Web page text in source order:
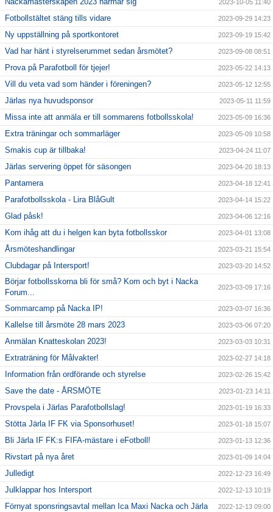
2023-10-05 11:40
Fotbollstältet stäng tills vidare 2023-09-29 14:23
Ny uppställning på sportkontoret 2023-09-19 15:42
Vad har hänt i styrelserummet sedan årsmötet? 2023-09-08 08:51
Prova på Parafotboll för tjejer! 2023-05-22 14:13
Vill du veta vad som händer i föreningen? 2023-05-12 12:55
Järlas nya huvudsponsor 2023-05-11 11:59
Missa inte att anmäla er till sommarens fotbollsskola! 2023-05-09 16:36
Extra träningar och sommarläger 2023-05-09 10:58
Smakis cup är tillbaka! 2023-04-24 11:07
Järlas servering öppet för säsongen 2023-04-20 18:13
Pantamera 2023-04-18 12:41
Parafotbollsskola - Lira BlåGult 2023-04-14 15:22
Glad påsk! 2023-04-06 12:16
Kom ihåg att du i helgen kan byta fotbollsskor 2023-04-01 13:08
Årsmöteshandlingar 2023-03-21 15:54
Clubdagar på Intersport! 2023-03-20 14:52
Börjar fotbollsskorna bli för små? Kom och byt i Nacka
Forum...
2023-03-09 17:16
Sommarcamp på Nacka IP! 2023-03-07 16:36
Kallelse till årsmöte 28 mars 2023 2023-03-06 07:20
Anmälan Knatteskolan 2023! 2023-03-03 10:31
Extraträning för Målvakter! 2023-02-27 14:18
Information från ordförande och styrelse 2023-02-26 15:42
Save the date - ÅRSMÖTE 2023-01-23 14:11
Provspela i Järlas Parafotbollslag! 2023-01-19 16:33
Stötta Järla IF FK via Sponsorhuset! 2023-01-18 15:07
Bli Järla IF FK:s FIFA-mästare i eFotboll! 2023-01-13 12:36
Rivstart på nya året 2023-01-09 14:04
Julledigt 2022-12-23 16:49
Julklappar hos Intersport 2022-12-13 10:19
Förnyat sponsringsavtal mellan Ica Maxi Nacka och Järla 2022-12-13 09:00